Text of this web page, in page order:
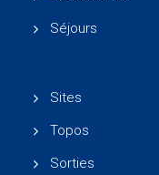
Séjours
Sites
Topos
Sorties